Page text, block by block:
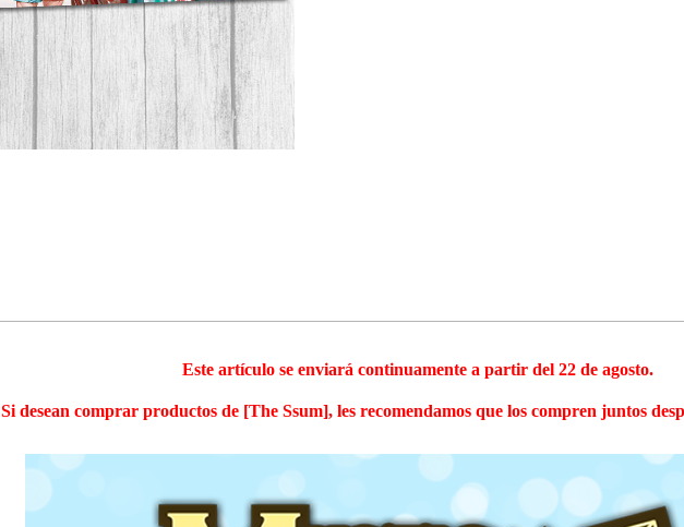
Este artículo se enviará continuamente a partir del 22 de agosto.
Si desean comprar productos de [The Ssum], les recomendamos que los compren juntos